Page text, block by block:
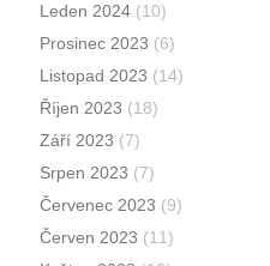
Leden 2024 (10)
Prosinec 2023 (6)
Listopad 2023 (14)
Říjen 2023 (18)
Září 2023 (7)
Srpen 2023 (7)
Červenec 2023 (9)
Červen 2023 (11)